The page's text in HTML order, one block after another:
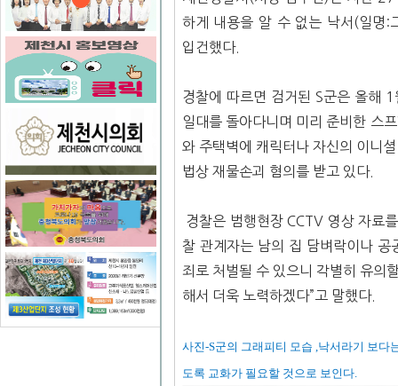
하게 내용을 알 수 없는 낙서(일명:
입건했다.
경찰에 따르면 검거된 S군은 올해
일대를 돌아다니며 미리 준비한 스
와 주택벽에 캐릭터나 자신의 이니
법상 재물손괴 혐의를 받고 있다.
경찰은 범행현장 CCTV 영상 자료
찰 관계자는 남의 집 담벼락이나 공
죄로 처벌될 수 있으니 각별히 유의
해서 더욱 노력하겠다”고 말했다.
사진-S군의 그래피티 모습 ,낙서라기 보다
도록 교화가 필요할 것으로 보인다.